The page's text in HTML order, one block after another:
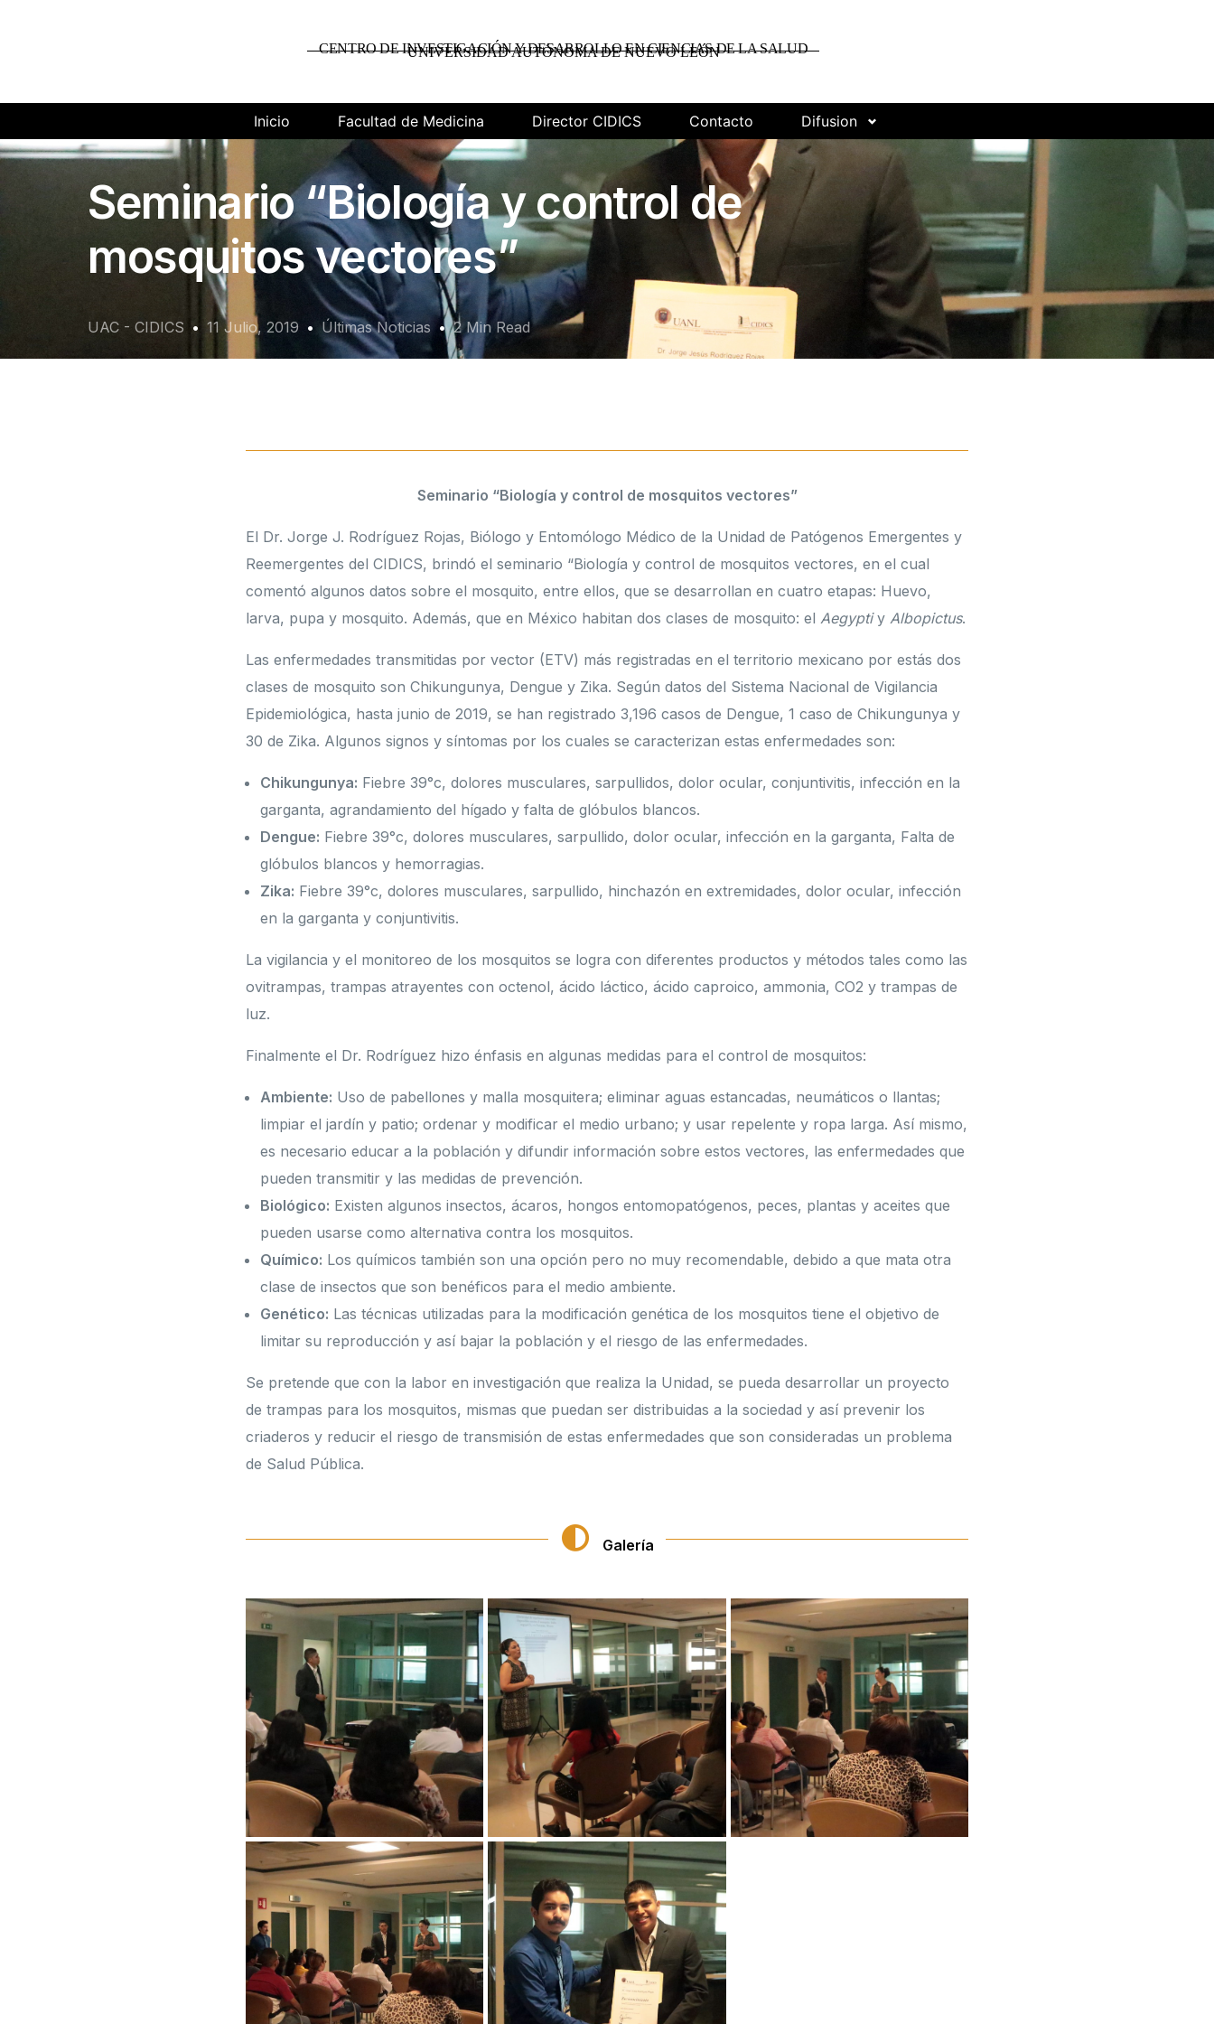
UNIVERSIDAD AUTÓNOMA DE NUEVO LEÓN
CENTRO DE INVESTIGACIÓN Y DESARROLLO EN CIENCIAS DE LA SALUD
Inicio Facultad de Medicina Director CIDICS Contacto Difusion
Seminario “Biología y control de
mosquitos vectores”
UAC - CIDICS 11 Julio, 2019 Últimas Noticias 2 Min Read
Seminario “Biología y control de mosquitos vectores”
El Dr. Jorge J. Rodríguez Rojas, Biólogo y Entomólogo Médico de la Unidad de Patógenos Emergentes y
Reemergentes del CIDICS, brindó el seminario “Biología y control de mosquitos vectores, en el cual
comentó algunos datos sobre el mosquito, entre ellos, que se desarrollan en cuatro etapas: Huevo,
larva, pupa y mosquito. Además, que en México habitan dos clases de mosquito: el Aegyptiy Albopictus.
Las enfermedades transmitidas por vector (ETV) más registradas en el territorio mexicano por estás dos
clases de mosquito son Chikungunya, Dengue y Zika. Según datos del Sistema Nacional de Vigilancia
Epidemiológica, hasta junio de 2019, se han registrado 3,196 casos de Dengue, 1 caso de Chikungunya y
30 de Zika. Algunos signos y síntomas por los cuales se caracterizan estas enfermedades son:
Chikungunya: Fiebre 39°c, dolores musculares, sarpullidos, dolor ocular, conjuntivitis, infección en la
garganta, agrandamiento del hígado y falta de glóbulos blancos.
Dengue: Fiebre 39°c, dolores musculares, sarpullido, dolor ocular, infección en la garganta, Falta de
glóbulos blancos y hemorragias.
Zika: Fiebre 39°c, dolores musculares, sarpullido, hinchazón en extremidades, dolor ocular, infección
en la garganta y conjuntivitis.
La vigilancia y el monitoreo de los mosquitos se logra con diferentes productos y métodos tales como las
ovitrampas, trampas atrayentes con octenol, ácido láctico, ácido caproico, ammonia, CO2 y trampas de
luz.
Finalmente el Dr. Rodríguez hizo énfasis en algunas medidas para el control de mosquitos:
Ambiente: Uso de pabellones y malla mosquitera; eliminar aguas estancadas, neumáticos o llantas;
limpiar el jardín y patio; ordenar y modificar el medio urbano; y usar repelente y ropa larga. Así mismo,
es necesario educar a la población y difundir información sobre estos vectores, las enfermedades que
pueden transmitir y las medidas de prevención.
Biológico: Existen algunos insectos, ácaros, hongos entomopatógenos, peces, plantas y aceites que
pueden usarse como alternativa contra los mosquitos.
Químico: Los químicos también son una opción pero no muy recomendable, debido a que mata otra
clase de insectos que son benéficos para el medio ambiente.
Genético: Las técnicas utilizadas para la modificación genética de los mosquitos tiene el objetivo de
limitar su reproducción y así bajar la población y el riesgo de las enfermedades.
Se pretende que con la labor en investigación que realiza la Unidad, se pueda desarrollar un proyecto
de trampas para los mosquitos, mismas que puedan ser distribuidas a la sociedad y así prevenir los
criaderos y reducir el riesgo de transmisión de estas enfermedades que son consideradas un problema
de Salud Pública.
Galería